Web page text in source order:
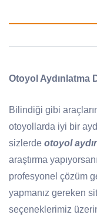
Otoyol Aydınlatma
Bilindiği gibi
otoyollarda iyi bir
sizlerde otoyol
araştırma
profesyonel çözüm
yapmanız gereken
seçeneklerimiz